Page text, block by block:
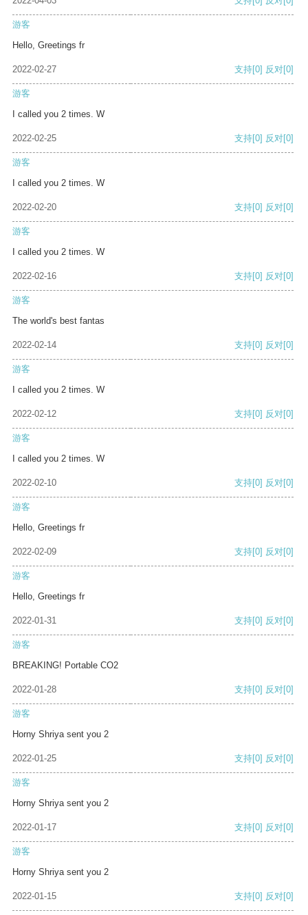
游客
Hello, Greetings fr
2022-02-27 支持[0] 反对[0]
游客
I called you 2 times. W
2022-02-25 支持[0] 反对[0]
游客
I called you 2 times. W
2022-02-20 支持[0] 反对[0]
游客
I called you 2 times. W
2022-02-16 支持[0] 反对[0]
游客
The world's best fantas
2022-02-14 支持[0] 反对[0]
游客
I called you 2 times. W
2022-02-12 支持[0] 反对[0]
游客
I called you 2 times. W
2022-02-10 支持[0] 反对[0]
游客
Hello, Greetings fr
2022-02-09 支持[0] 反对[0]
游客
Hello, Greetings fr
2022-01-31 支持[0] 反对[0]
游客
BREAKING! Portable CO2
2022-01-28 支持[0] 反对[0]
游客
Horny Shriya sent you 2
2022-01-25 支持[0] 反对[0]
游客
Horny Shriya sent you 2
2022-01-17 支持[0] 反对[0]
游客
Horny Shriya sent you 2
2022-01-15 支持[0] 反对[0]